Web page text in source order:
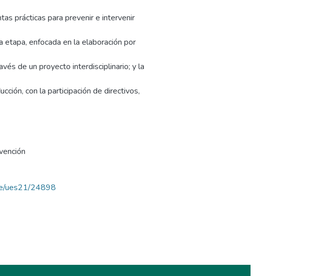
prácticas para prevenir e intervenir
etapa, enfocada en la elaboración por
de un proyecto interdisciplinario; y la
con la participación de directivos,
ues21/24898